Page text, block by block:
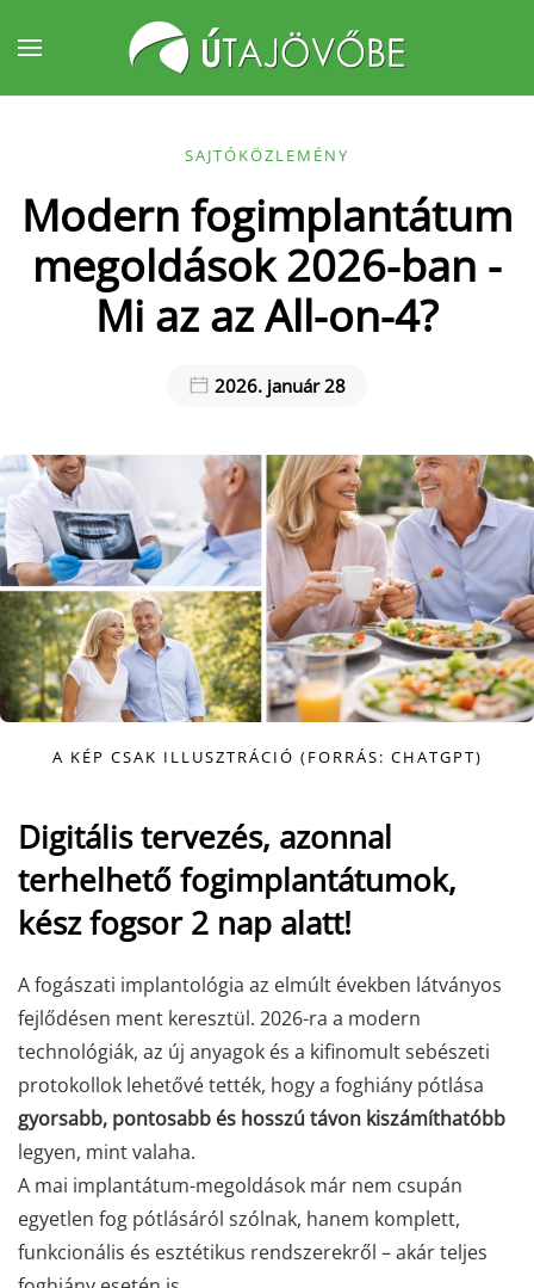
Fő tartalom átugrása
SAJTÓKÖZLEMÉNY
Modern fogimplantátum
megoldások 2026-ban -
Mi az az All-on-4?
2026. január 28
A KÉP CSAK ILLUSZTRÁCIÓ (FORRÁS: CHATGPT)
Digitális tervezés, azonnal
terhelhető fogimplantátumok,
kész fogsor 2 nap alatt!
A fogászati implantológia az elmúlt években látványos
fejlődésen ment keresztül. 2026-ra a modern
technológiák, az új anyagok és a kifinomult sebészeti
protokollok lehetővé tették, hogy a foghiány pótlása
gyorsabb, pontosabb és hosszú távon kiszámíthatóbb
legyen, mint valaha.
A mai implantátum-megoldások már nem csupán
egyetlen fog pótlásáról szólnak, hanem komplett,
funkcionális és esztétikus rendszerekről – akár teljes